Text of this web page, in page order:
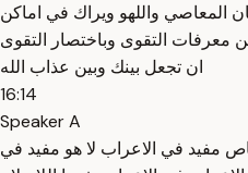
المعاصي واللهو ويراك في اماكن
معرفات التقوى وباختصار التقوى
ان تجعل بينك وبين عذاب الله
16:14
Speaker A
مفيد في الاعراب لا هو مفيد في